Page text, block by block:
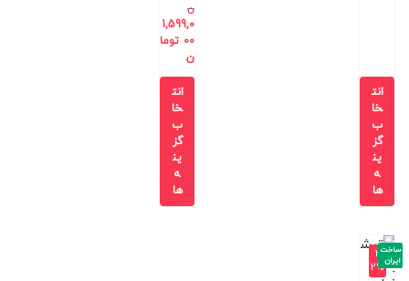
انت
خا
ب
گز
ین
ه
ها
ن
1,599,0
00 توما
ن
انت
خا
ب
گز
ین
ه
ها
-3
2%
ساخت
ایران